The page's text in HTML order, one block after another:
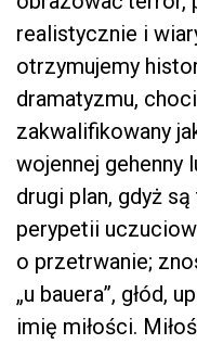
realistycznie i
otrzymujemy
dramatyzmu,
zakwalifikowany
wojennej gehenny
drugi plan, gdyż
perypetii
o przetrwanie;
„u bauera”, głód,
imię miłości.